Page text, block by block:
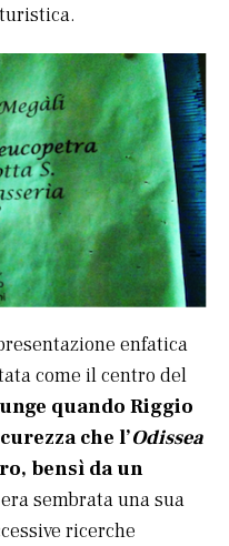
enfatica
come il centro del
quando Riggio
che l’Odissea
bensì da un
sembrata una sua
ricerche